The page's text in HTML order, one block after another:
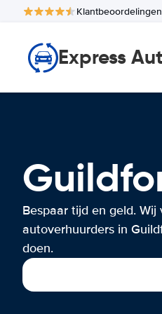
Klantbeoordelingen
Express
Bespaar tijd en geld.
autoverhuurders in
doen.